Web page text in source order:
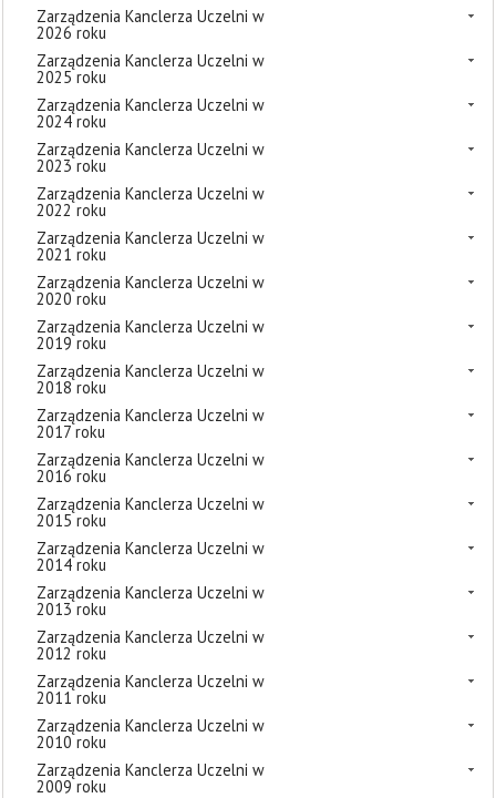
Zarządzenia Kanclerza Uczelni w
2026 roku
Zarządzenia Kanclerza Uczelni w
2025 roku
Zarządzenia Kanclerza Uczelni w
2024 roku
Zarządzenia Kanclerza Uczelni w
2023 roku
Zarządzenia Kanclerza Uczelni w
2022 roku
Zarządzenia Kanclerza Uczelni w
2021 roku
Zarządzenia Kanclerza Uczelni w
2020 roku
Zarządzenia Kanclerza Uczelni w
2019 roku
Zarządzenia Kanclerza Uczelni w
2018 roku
Zarządzenia Kanclerza Uczelni w
2017 roku
Zarządzenia Kanclerza Uczelni w
2016 roku
Zarządzenia Kanclerza Uczelni w
2015 roku
Zarządzenia Kanclerza Uczelni w
2014 roku
Zarządzenia Kanclerza Uczelni w
2013 roku
Zarządzenia Kanclerza Uczelni w
2012 roku
Zarządzenia Kanclerza Uczelni w
2011 roku
Zarządzenia Kanclerza Uczelni w
2010 roku
Zarządzenia Kanclerza Uczelni w
2009 roku